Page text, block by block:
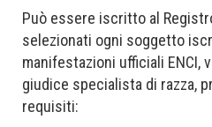
Può essere iscritto al
selezionati ogni soggetto
manifestazioni ufficiali ENCI,
giudice specialista di razza,
requisiti: